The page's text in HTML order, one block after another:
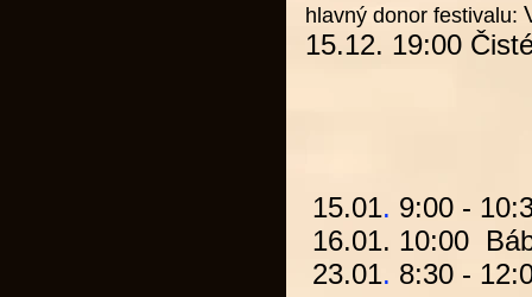
hlavný donor festivalu:
15.12. 19:00
15.01. 9:00 -
16.01. 10:00
23.01. 8:30 -